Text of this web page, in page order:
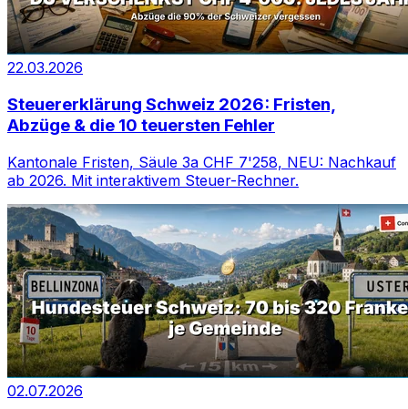
22.03.2026
Steuererklärung Schweiz 2026: Fristen,
Abzüge & die 10 teuersten Fehler
Kantonale Fristen, Säule 3a CHF 7'258, NEU: Nachkauf
ab 2026. Mit interaktivem Steuer-Rechner.
02.07.2026